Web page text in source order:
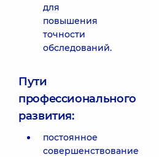
для
повышения
точности
обследований.
Пути
профессионального
развития:
постоянное
совершенствование